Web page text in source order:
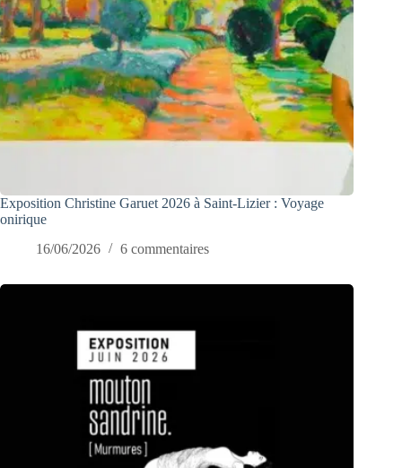
Exposition Christine Garuet 2026 à Saint-Lizier : Voyage
onirique
16/06/2026
6 commentaires